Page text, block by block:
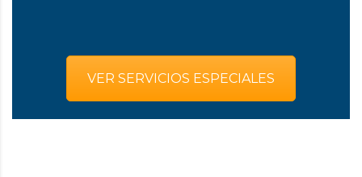
VER SERVICIOS ESPECIALES